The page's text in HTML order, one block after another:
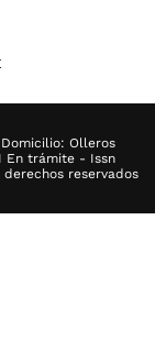
Olleros
En trámite - Issn
reservados